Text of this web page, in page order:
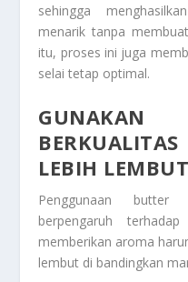
sehingga
menarik tanpa
itu, proses ini juga
selai tetap optimal.
LEBIH LEMBUT
Penggunaan
berpengaruh
memberikan aroma
lembut di bandingkan